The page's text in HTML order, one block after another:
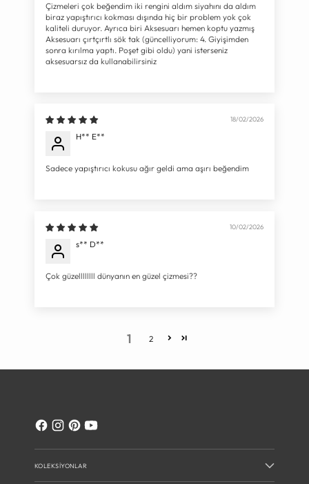
Çizmeleri çok beğendim iki rengini aldım siyahını da aldım
biraz yapıştırıcı kokması dışında hiç bir problem yok çok
kaliteli duruyor. Ayrıca biri Aksesuarı hemen koptu yazmış
Aksesuarı çırtçırtlı sök tak (güncelliyorum: 4. Giyişimden
sonra kırılma yaptı. Poşet gibi oldu) yani isterseniz
aksesuarsız da kullanabilirsiniz
18/02/2026
H** E**
Sadece yapıştırıcı kokusu ağır geldi ama aşırı beğendim
10/02/2026
s** D**
Çok güzellllllll dünyanın en güzel çizmesi??
1 2
KOLEKSIYONLAR